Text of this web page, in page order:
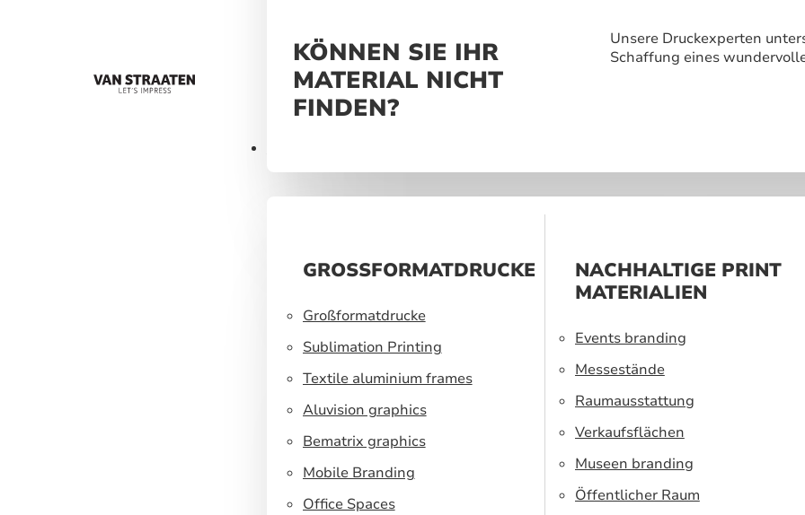
KÖNNEN SIE IHR
MATERIAL NICHT
FINDEN?
Unsere Druckexperten
Schaffung eines
GROSSFORMATDRUCKE
Großformatdrucke
Sublimation Printing
Textile aluminium frames
Aluvision graphics
Bematrix graphics
Mobile Branding
Office Spaces
NACHHALTIGE PRINT
MATERIALIEN
Events branding
Messestände
Raumausstattung
Verkaufsflächen
Museen branding
Öffentlicher Raum